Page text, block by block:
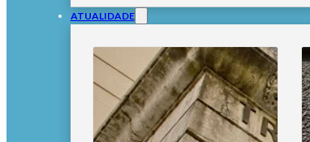
ATUALIDADE